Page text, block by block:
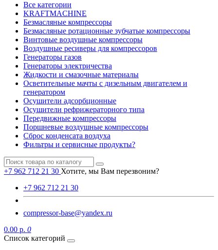
Все категории
KRAFTMACHINE
Безмасляные компрессоры
Безмасляные ротационные зубчатые компрессоры
Винтовые воздушные компрессоры
Воздушные ресиверы для компрессоров
Генераторы газов
Генераторы электричества
Жидкости и смазочные материалы
Осветительные мачты с дизельным двигателем и
генератором
Осушители адсорбционные
Осушители рефрижераторного типа
Передвижные компрессоры
Поршневые воздушные компрессоры
Сброс конденсата воздуха
Фильтры и сервисные продукты?
+7 962 712 21 30 Хотите, мы Вам перезвоним?
+7 962 712 21 30
compressor-base@yandex.ru
0.00 р. 0
Список категорий